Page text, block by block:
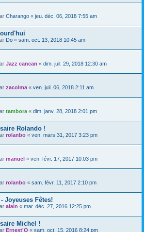
Charango « jeu. déc. 06, 2018 7:55 am
Do « sam. oct. 13, 2018 10:45 am
Jazz cancan « dim. juil. 29, 2018 12:30 am
zacolma « ven. juil. 06, 2018 2:11 am
tambora « dim. janv. 28, 2018 2:01 pm
Rolando !
rolanbo « ven. mars 31, 2017 3:23 pm
manuel « ven. févr. 17, 2017 10:03 pm
rolanbo « sam. févr. 11, 2017 2:10 pm
Joyeuses Fêtes!
alain « mar. déc. 27, 2016 12:25 pm
Michel !
Ernest'O « sam. oct. 15, 2016 8:24 pm